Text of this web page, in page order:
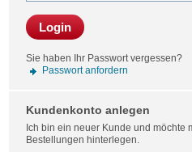
Login
Sie haben Ihr Passwort vergessen?
Passwort anfordern
Kundenkonto anlegen
Ich bin ein neuer Kunde und möchte
Bestellungen hinterlegen.